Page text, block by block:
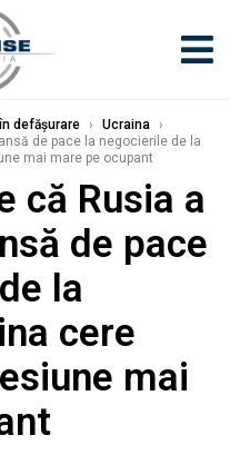
defășurare › Ucraina ›
de pace la negocierile de la
mai mare pe ocupant
că Rusia a
de pace
la
cere
mai